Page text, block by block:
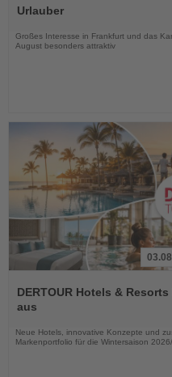
dieUrlauber
Großes Interesse in Frankfurt und das
August besonders attraktiv
Sie
die
DERTOUR Hotels &
aus
Neue Hotels, innovative Konzepte und
Markenportfolio für die Wintersaison